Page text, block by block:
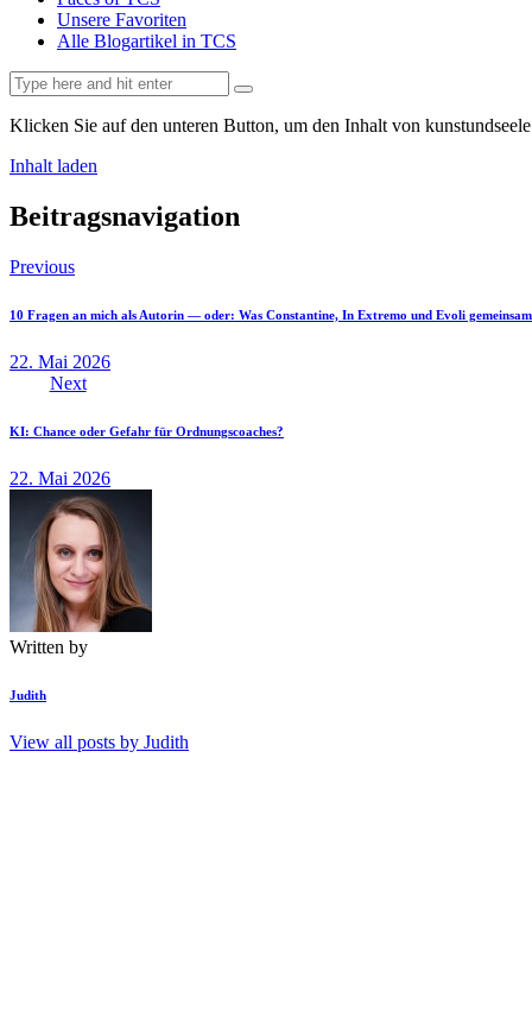
Unsere Favoriten
Alle Blogartikel in TCS
Klicken Sie auf den unteren Button, um den Inhalt von
Inhalt laden
Beitragsnavigation
Previous
10 Fragen an mich als Autorin — oder: Was Constantine, In Extremo und Evoli
22. Mai 2026
Next
KI: Chance oder Gefahr für Ordnungscoaches?
22. Mai 2026
Written by
Judith
View all posts by Judith